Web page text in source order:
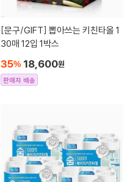
[문구/GIFT]
30매 12입 1박스
35% 18,600원
판매자 배송